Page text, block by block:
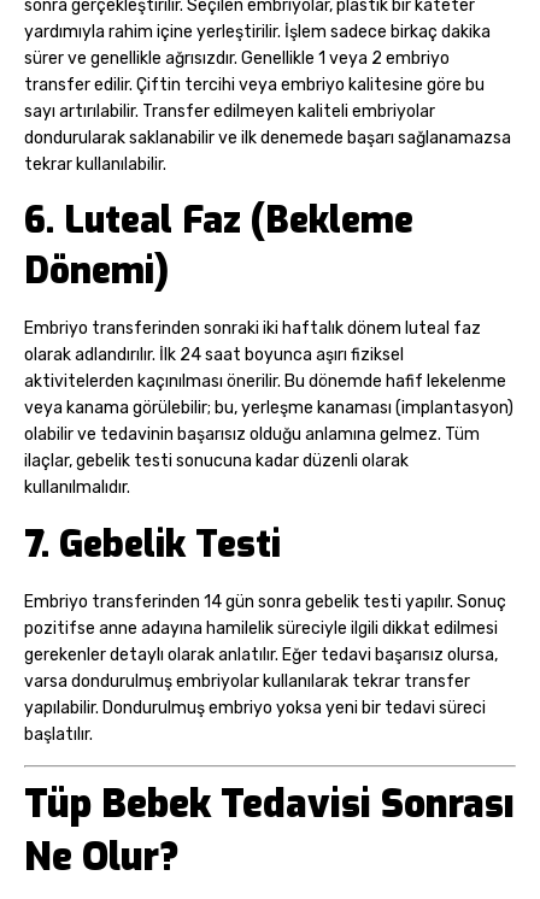
sonra gerçekleştirilir. Seçilen embriyolar, plastik bir kateter
yardımıyla rahim içine yerleştirilir. İşlem sadece birkaç dakika
sürer ve genellikle ağrısızdır. Genellikle 1 veya 2 embriyo
transfer edilir. Çiftin tercihi veya embriyo kalitesine göre bu
sayı artırılabilir. Transfer edilmeyen kaliteli embriyolar
dondurularak saklanabilir ve ilk denemede başarı sağlanamazsa
tekrar kullanılabilir.
6. Luteal Faz (Bekleme
Dönemi)
Embriyo transferinden sonraki iki haftalık dönem luteal faz
olarak adlandırılır. İlk 24 saat boyunca aşırı fiziksel
aktivitelerden kaçınılması önerilir. Bu dönemde hafif lekelenme
veya kanama görülebilir; bu, yerleşme kanaması (implantasyon)
olabilir ve tedavinin başarısız olduğu anlamına gelmez. Tüm
ilaçlar, gebelik testi sonucuna kadar düzenli olarak
kullanılmalıdır.
7. Gebelik Testi
Embriyo transferinden 14 gün sonra gebelik testi yapılır. Sonuç
pozitifse anne adayına hamilelik süreciyle ilgili dikkat edilmesi
gerekenler detaylı olarak anlatılır. Eğer tedavi başarısız olursa,
varsa dondurulmuş embriyolar kullanılarak tekrar transfer
yapılabilir. Dondurulmuş embriyo yoksa yeni bir tedavi süreci
başlatılır.
Tüp Bebek Tedavisi Sonrası
Ne Olur?